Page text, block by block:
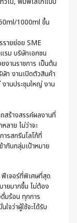
1000ml ขึ้น
รายย่อย SME
รม บริษัทเอกชน
งานราชการ เป็นต้น
ท งานเปิดตัวสินค้า
านประชุมใหญ่ งาน
สร้างสรรค์ผลงานที่
ลาย ไม่ว่าจะ
รสกรีนโลโก้ที่
กับกลุ่มเป้าหมาย
ฟีเจอร์ที่พิเศษที่สุด
ายมากขึ้น ไม่ต้อง
มร้อน ทุกการ
จว่าผู้ใช้จะได้รับ